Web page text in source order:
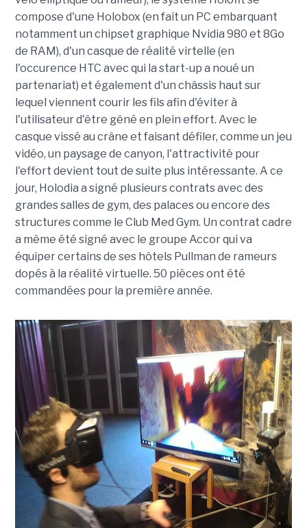
compose d'une Holobox (en fait un PC embarquant
notamment un chipset graphique Nvidia 980 et 8Go
de RAM), d'un casque de réalité virtelle (en
l'occurence HTC avec qui la start-up a noué un
partenariat) et également d'un châssis haut sur
lequel viennent courir les fils afin d'éviter à
l'utilisateur d'être gêné en plein effort. Avec le
casque vissé au crâne et faisant défiler, comme un jeu
vidéo, un paysage de canyon, l'attractivité pour
l'effort devient tout de suite plus intéressante. A ce
jour, Holodia a signé plusieurs contrats avec des
grandes salles de gym, des palaces ou encore des
structures comme le Club Med Gym. Un contrat cadre
a même été signé avec le groupe Accor qui va
équiper certains de ses hôtels Pullman de rameurs
dopés à la réalité virtuelle. 50 pièces ont été
commandées pour la première année.